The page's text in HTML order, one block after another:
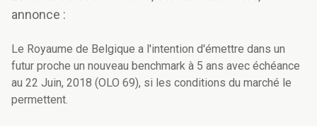
annonce :
Le Royaume de Belgique a l'intention d'émettre dans un
futur proche un nouveau benchmark à 5 ans avec échéance
au 22 Juin, 2018 (OLO 69), si les conditions du marché le
permettent.